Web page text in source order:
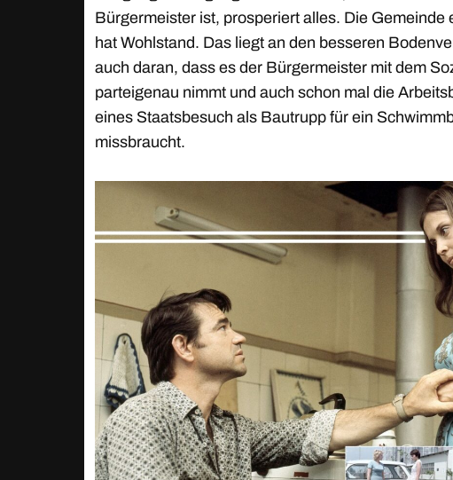
Bürgermeister ist, prosperiert alles. Die Gemeinde
hat Wohlstand. Das liegt an den besseren
auch daran, dass es der Bürgermeister mit dem
parteigenau nimmt und auch schon mal die
eines Staatsbesuch als Bautrupp für ein
missbraucht.